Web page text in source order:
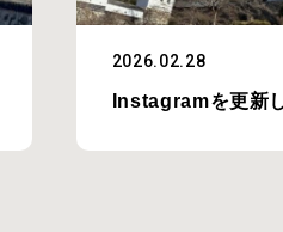
2026.02.28
Instagramを更新